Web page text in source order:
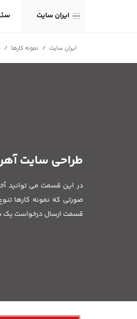
ایران سایت
ایران سایت / نمونه کارها /
طراحی سایت
در این قسمت می توانید
صورتی که نمونه کارها
قسمت ارسال درخواست یک